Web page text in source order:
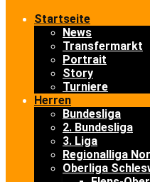
Startseite
News
Transfermarkt
Portrait
Story
Turniere
Herren
Bundesliga
2. Bundesliga
3. Liga
Regionalliga
Oberliga